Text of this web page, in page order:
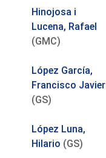
Hinojosa i
Lucena, Rafael
(GMC)
López García,
Francisco Javier
(GS)
López Luna,
Hilario (GS)